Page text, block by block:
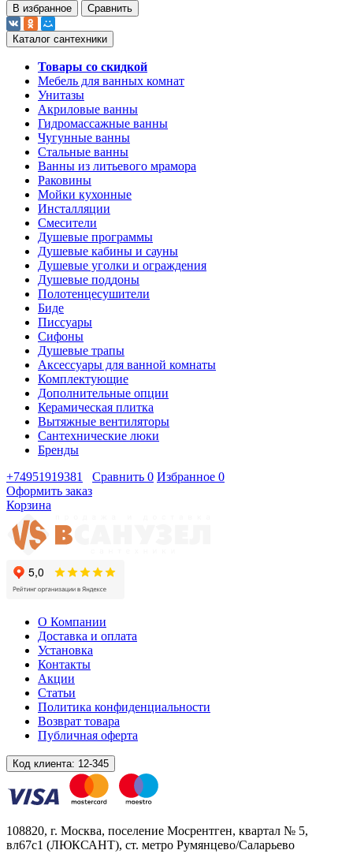
В избранное Сравнить
Каталог сантехники
Товары со скидкой
Мебель для ванных комнат
Унитазы
Акриловые ванны
Гидромассажные ванны
Чугунные ванны
Стальные ванны
Ванны из литьевого мрамора
Раковины
Мойки кухонные
Инсталляции
Смесители
Душевые программы
Душевые кабины и сауны
Душевые уголки и ограждения
Душевые поддоны
Полотенцесушители
Биде
Писсуары
Сифоны
Душевые трапы
Аксессуары для ванной комнаты
Комплектующие
Дополнительные опции
Керамическая плитка
Вытяжные вентиляторы
Сантехнические люки
Бренды
+74951919381
Сравнить 0 Избранное 0
Оформить заказ
Корзина
О Компании
Доставка и оплата
Установка
Контакты
Акции
Статьи
Политика конфиденциальности
Возврат товара
Публичная оферта
Код клиента: 12-345
108820, г. Москва, поселение Мосрентген, квартал № 5,
вл67с1 (ЛЮКСАНТ), ст. метро Румянцево/Саларьево